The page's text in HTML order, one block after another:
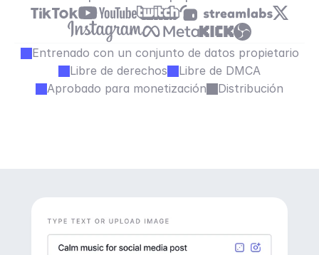
Entrenado con un conjunto de datos propietario
Libre de derechos
Libre de DMCA
Aprobado para monetización
Distribución